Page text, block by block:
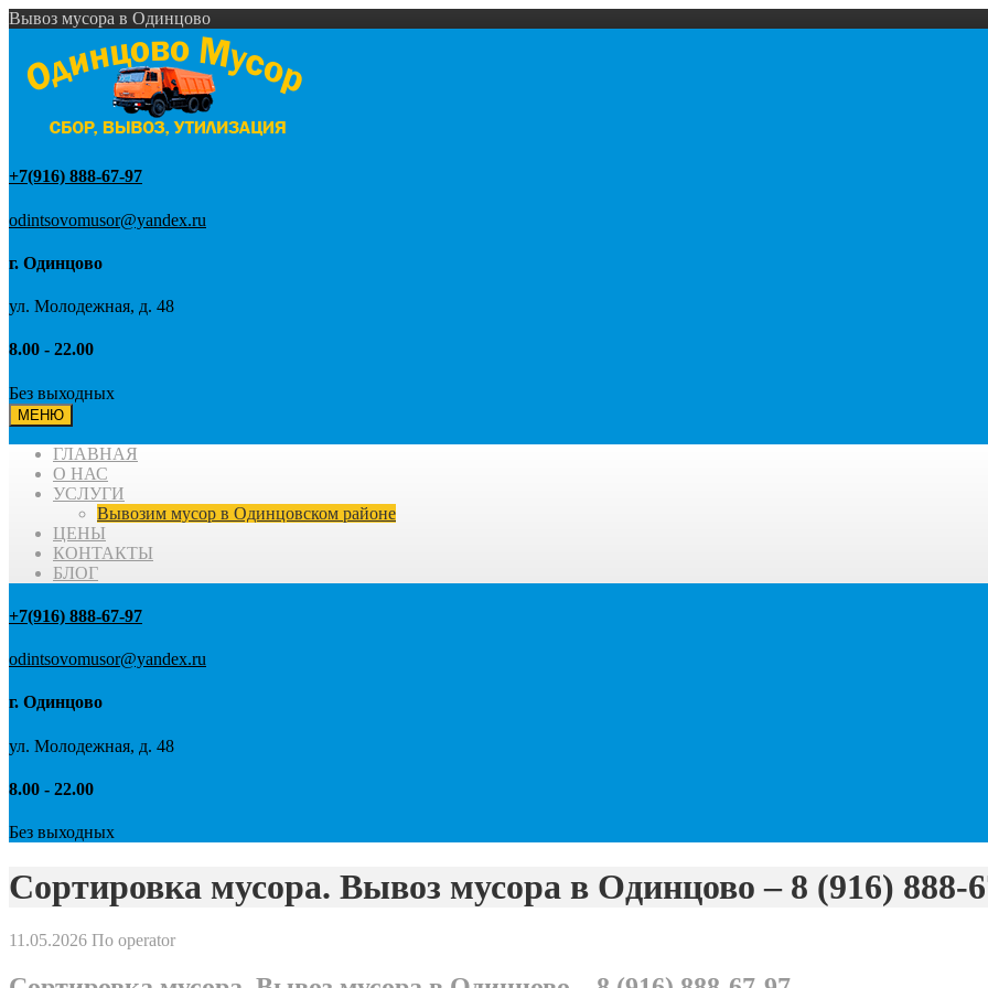
Вывоз мусора в Одинцово
+7(916) 888-67-97
odintsovomusor@yandex.ru
г. Одинцово
ул. Молодежная, д. 48
8.00 - 22.00
Без выходных
МЕНЮ
ГЛАВНАЯ
О НАС
УСЛУГИ
Вывозим мусор в Одинцовском районе
ЦЕНЫ
КОНТАКТЫ
БЛОГ
+7(916) 888-67-97
odintsovomusor@yandex.ru
г. Одинцово
ул. Молодежная, д. 48
8.00 - 22.00
Без выходных
Сортировка мусора. Вывоз мусора в Одинцово – 8 (916) 888-
11.05.2026 По operator